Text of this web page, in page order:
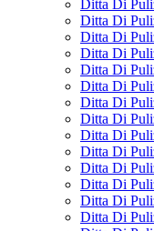
Ditta Di
Ditta Di
Ditta Di
Ditta Di
Ditta Di
Ditta Di
Ditta Di
Ditta Di
Ditta Di
Ditta Di
Ditta Di
Ditta Di
Ditta Di
Ditta Di